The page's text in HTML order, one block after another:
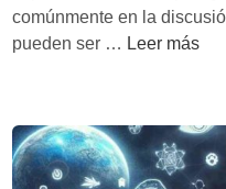
comúnmente en la
pueden ser … ‘
l
a
c
Leer más